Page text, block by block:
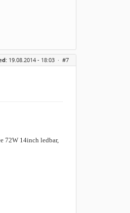
19.08.2014 - 18:03 · #7
72W 14inch ledbar,